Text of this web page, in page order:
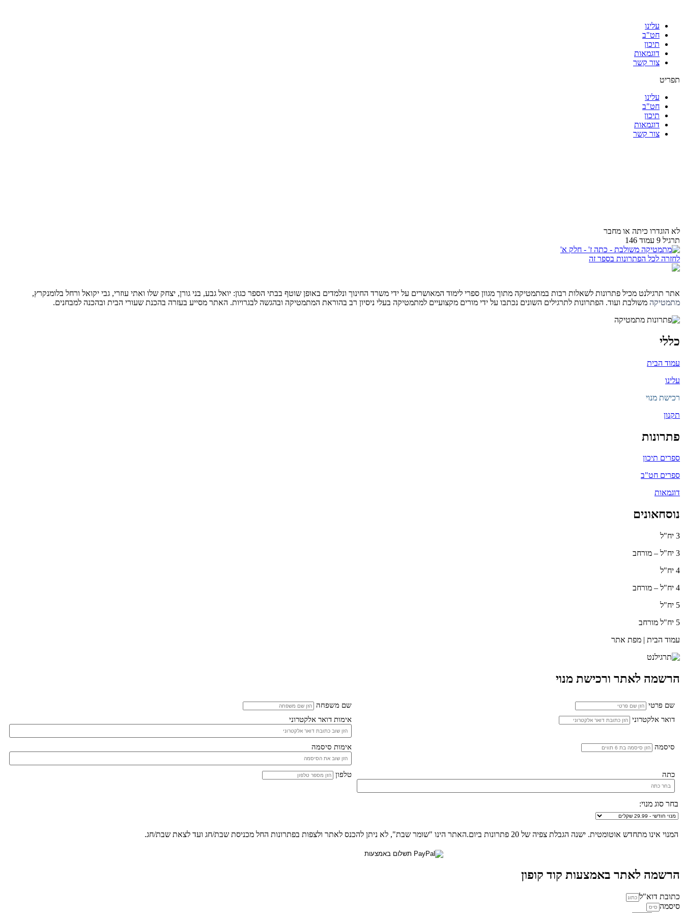
עלינו
חט"ב
תיכון
דוגמאות
צור קשר
תפריט
עלינו
חט"ב
תיכון
דוגמאות
צור קשר
לא הוגדרו כיתה או מחבר
תרגיל 9 עמוד 146
לחזרה לכל הפתרונות בספר זה
אתר תרגילנט מכיל פתרונות לשאלות רבות במתמטיקה מתוך מגוון ספרי לימוד המאושרים על ידי משרד החינוך ונלמדים באופן שוטף בבתי הספר כגון: יואל גבע, בני גורן, יצחק שלו ואתי עוזרי, גבי יקואל ורחל בלומנקרץ,
מתמטיקה משולבת ועוד. הפתרונות לתרגילים השונים נכתבו על ידי מורים מקצועיים למתמטיקה בעלי ניסיון רב בהוראת המתמטיקה ובהגשה לבגרויות. האתר מסייע בעזרה בהכנת שעורי הבית ובהכנה למבחנים.
כללי
עמוד הבית
עלינו
רכישת מנוי
תקנון
פתרונות
ספרים תיכון
ספרים חט"ב
דוגמאות
נוסחאונים
3 יח"ל
3 יח"ל – מורחב
4 יח"ל
4 יח"ל – מורחב
5 יח"ל
5 יח"ל מורחב
עמוד הבית | מפת אתר
הרשמה לאתר ורכישת מנוי
שם פרטי
שם משפחה
דואר אלקטרוני
אימות דואר אלקטרוני
סיסמה אימות סיסמה
כתה טלפון
בחר סוג מנוי:
המנוי אינו מתחדש אוטומטית. ישנה הגבלת צפיה של 20 פתרונות ביום.האתר הינו "שומר שבת", לא ניתן להכנס לאתר ולצפות בפתרונות החל מכניסת שבת/חג ועד לצאת שבת/חג.
הרשמה לאתר באמצעות קוד קופון
כתובת דוא"ל
סיסמה